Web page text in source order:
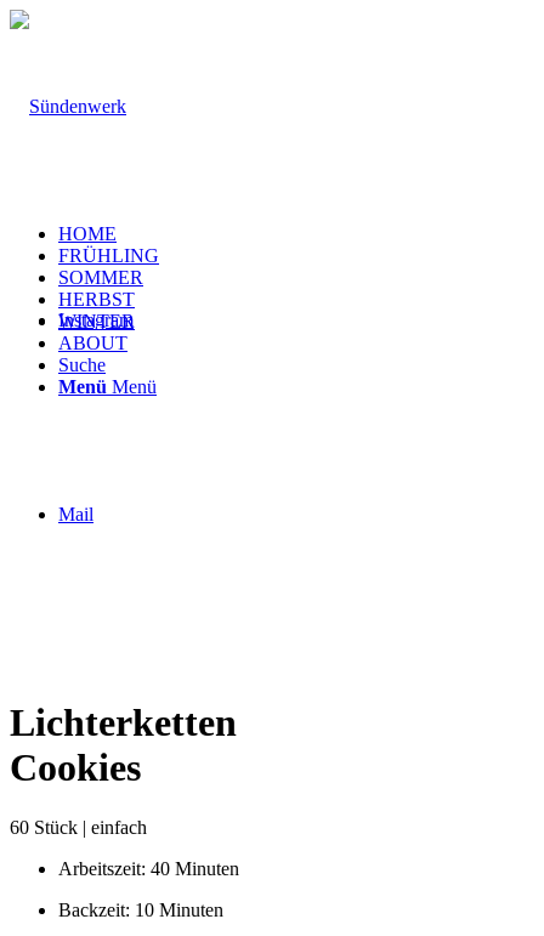
Instagram
Mail
HOME
FRÜHLING
SOMMER
HERBST
WINTER
ABOUT
Suche
Menü Menü
Lichterketten
Cookies
60 Stück | einfach
Arbeitszeit: 40 Minuten
Backzeit: 10 Minuten